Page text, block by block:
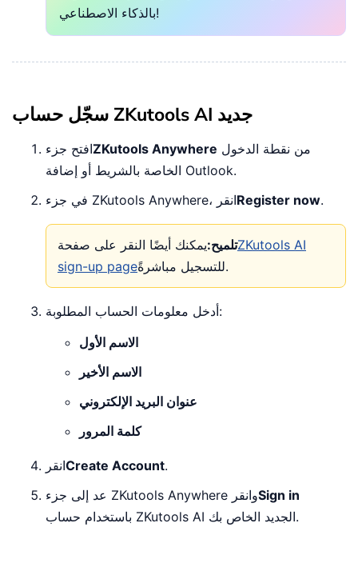
بالذكاء الاصطناعي!
سجّل حساب ZKutools AI جديد
افتح جزءZKutools Anywhere
الخاصة بالشريط أو إضافة Outlook.
في جزء ZKutools Anywhere، انقرRegister now.
تلميح:يمكنك أيضًا النقر على صفحة
ZKutools AI
sign-up page
للتسجيل مباشرةً.
أدخل معلومات الحساب المطلوبة:
الاسم الأول
الاسم الأخير
عنوان البريد الإلكتروني
كلمة المرور
انقرCreate Account.
عد إلى جزء ZKutools Anywhere وانقرSign in
باستخدام حساب ZKutools AI الجديد الخاص بك.